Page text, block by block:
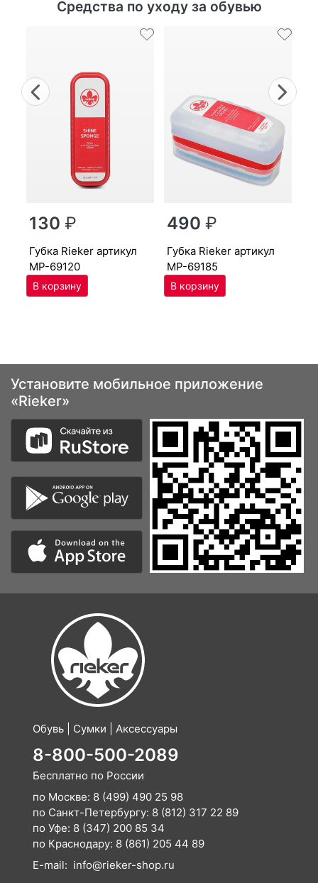
Средства по уходу за обувью
Previous
130₽
губ­ка Ri­eker артикул
MP-69120
490₽
губ­ка Ri­eker артикул
MP-69185
Установите мобильное приложение
«Rieker»
Обувь | Сумки | Аксессуары
8-800-500-2089
Бесплатно по России
по Москве: 8 (499) 490 25 98
по Санкт-Петербургу: 8 (812) 317 22 89
по Уфе: 8 (347) 200 85 34
по Краснодару: 8 (861) 205 44 89
E-mail: info@rieker-shop.ru